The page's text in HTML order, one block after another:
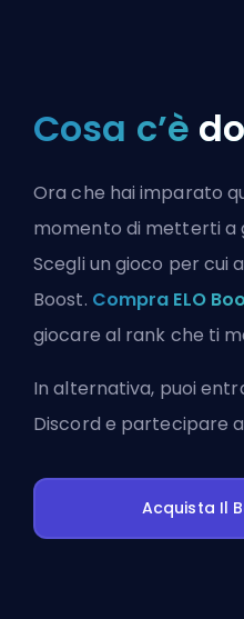
Cosa c’è
Ora che hai imparato
momento di metterti a
Scegli un gioco per cui
Boost. Compra ELO
giocare al rank che ti
In alternativa, puoi
Discord e partecipare
Acquista Il